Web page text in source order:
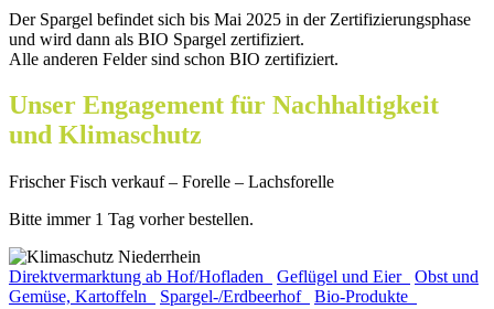
Der Spargel befindet sich bis Mai 2025 in der Zertifizierungsphase
und wird dann als BIO Spargel zertifiziert.
Alle anderen Felder sind schon BIO zertifiziert.
Unser Engagement für Nachhaltigkeit
und Klimaschutz
Frischer Fisch verkauf – Forelle – Lachsforelle
Bitte immer 1 Tag vorher bestellen.
Direktvermarktung ab Hof/Hofladen Geflügel und Eier
Obst und
Gemüse, Kartoffeln
Spargel-/Erdbeerhof
Bio-Produkte